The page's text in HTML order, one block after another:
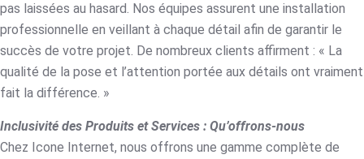
pas laissées au hasard. Nos équipes assurent une installation
professionnelle en veillant à chaque détail afin de garantir le
succès de votre projet. De nombreux clients affirment : « La
qualité de la pose et l’attention portée aux détails ont vraiment
fait la différence. »
Inclusivité des Produits et Services : Qu’offrons-nous
Chez Icone Internet, nous offrons une gamme complète de